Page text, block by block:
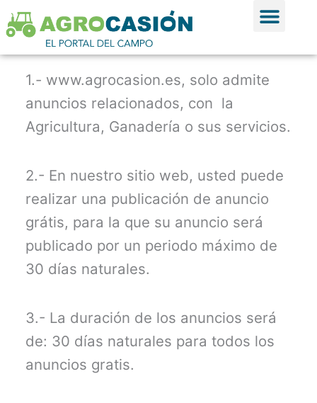
1.- www.agrocasion.es, solo admite
anuncios relacionados, con la
Agricultura, Ganadería o sus servicios.
2.- En nuestro sitio web, usted puede
realizar una publicación de anuncio
grátis, para la que su anuncio será
publicado por un periodo máximo de
30 días naturales.
3.- La duración de los anuncios será
de: 30 días naturales para todos los
anuncios gratis.